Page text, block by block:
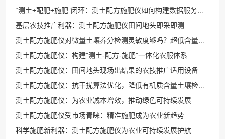
“测土+配肥+施肥”闭环：测土配方施肥仪如何构建数据服务生态？
基层农技推广利器：测土配方施肥仪田间地头即采即测
测土配方施肥仪对微量土壤养分检测灵敏度够吗？超低含量检测探究
测土配方施肥仪：构建"测土-配方-施肥"一体化农服体系
测土配方施肥仪：田间地头现场出结果的农技推广适用设备
测土配方施肥仪：抗干扰算法优化，降低有机质含量土壤检测误差
测土配方施肥仪：为农业减本增效，推动绿色可持续发展
测土配方施肥仪受市场青睐：精准施肥成为农业新趋势
科学施肥新利器：测土配方施肥仪为农业可持续发展护航